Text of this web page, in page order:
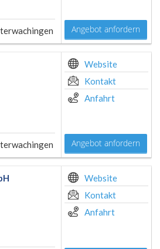
Angebot anfordern
Website
Kontakt
Anfahrt
Angebot anfordern
Website
Kontakt
Anfahrt